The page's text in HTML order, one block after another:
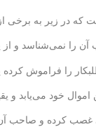
که در زیر به برخی
آن را نمی‌شناسد و
را فراموش کرده
اموال خود می‌یابد و
کرده و صاحب آن